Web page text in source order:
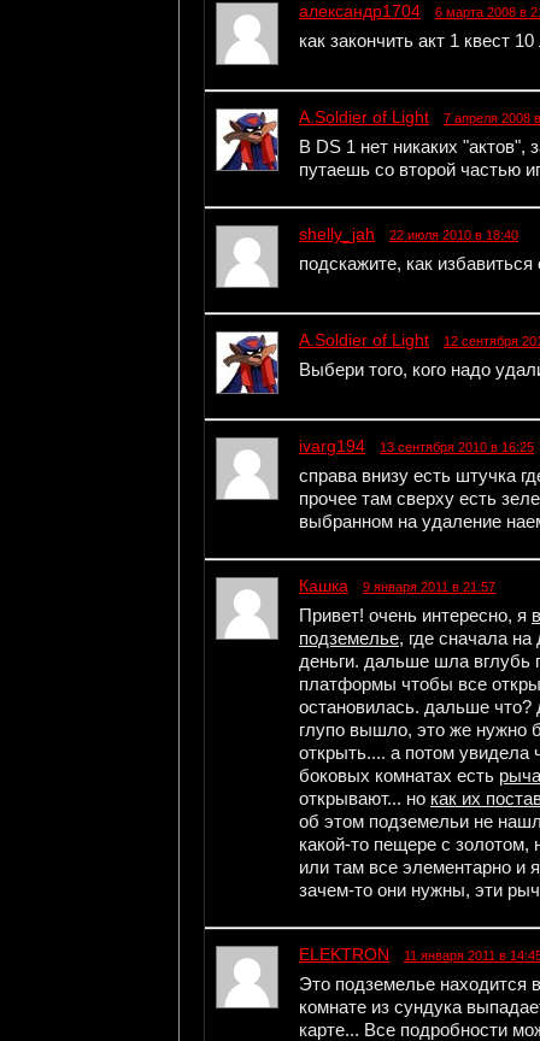
александр1704 6 марта 2008 в
как закончить акт 1 квест
A.Soldier of Light 7 апреля 2008
В DS 1 нет никаких
путаешь со второй частью
shelly_jah 22 июля 2010 в 18:40
подскажите, как
A.Soldier of Light 12 сентября
Выбери того, кого надо
ivarg194 13 сентября 2010 в 16:25
справа внизу есть штучка
прочее там сверху есть
выбранном на удаление
Кашка 9 января 2011 в 21:57
Привет! очень интересно, я
подземелье, где сначала
деньги. дальше шла вглубь
платформы чтобы все
остановилась. дальше что?
глупо вышло, это же нужно
открыть.... а потом увидела
боковых комнатах есть
открывают... но как их
об этом подземельи не
какой-то пещере с золотом,
или там все элементарно и
зачем-то они нужны, эти
ELEKTRON 11 января 2011 в
Это подземелье находится
комнате из сундука
карте... Все подробности